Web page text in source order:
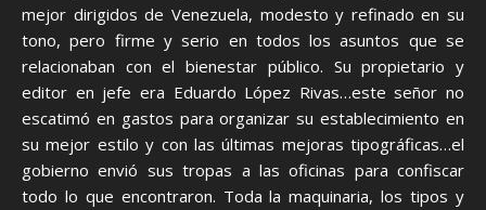
mejor dirigidos de Venezuela, modesto y refinado en su
tono, pero firme y serio en todos los asuntos que se
relacionaban con el bienestar público. Su propietario y
editor en jefe era Eduardo López Rivas…este señor no
escatimó en gastos para organizar su establecimiento en
su mejor estilo y con las últimas mejoras tipográficas…el
gobierno envió sus tropas a las oficinas para confiscar
todo lo que encontraron. Toda la maquinaria, los tipos y